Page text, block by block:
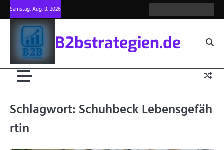
Skip
to
content
Samstag, Aug. 8, 2026
us
policy
for us
B2bstrategien.de
Schlagwort:Schuhbeck Lebensgefäh
rtin